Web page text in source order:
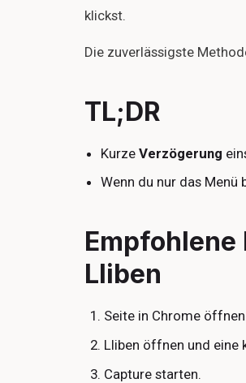
klickst.
Die zuverlässigste
TL;DR
KurzeVerzögerung
Wenn du nur das Menü
Lliben
Seite in Chrome öffnen.
Lliben öffnen und eine
Capture starten.